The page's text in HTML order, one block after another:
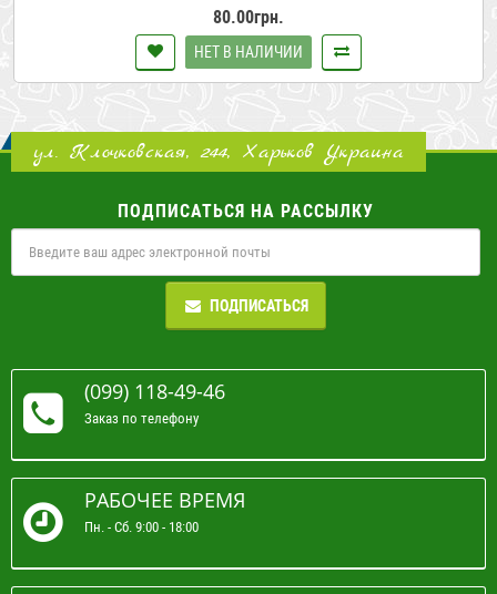
80.00грн.
НЕТ В НАЛИЧИИ
ул. Клочковская, 244, Харьков Украина
ПОДПИСАТЬСЯ НА РАССЫЛКУ
ПОДПИСАТЬСЯ
(099) 118-49-46
Заказ по телефону
РАБОЧЕЕ ВРЕМЯ
Пн. - Сб. 9:00 - 18:00